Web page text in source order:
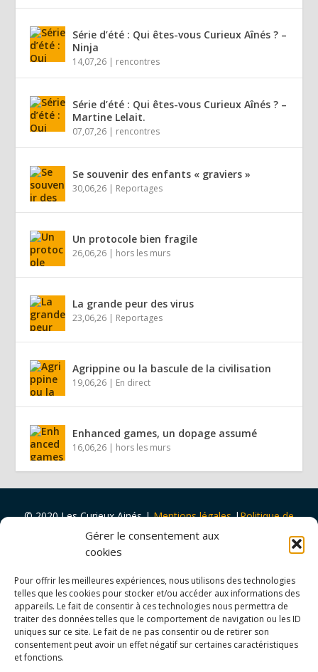
Gérer le consentement aux
cookies
Pour offrir les meilleures expériences, nous utilisons des technologies
telles que les cookies pour stocker et/ou accéder aux informations des
appareils. Le fait de consentir à ces technologies nous permettra de
traiter des données telles que le comportement de navigation ou les ID
uniques sur ce site. Le fait de ne pas consentir ou de retirer son
consentement peut avoir un effet négatif sur certaines caractéristiques
et fonctions.
Série d’été : Qui êtes-vous Curieux Aînés ? –
Ninja
14,07,26 | rencontres
Série d’été : Qui êtes-vous Curieux Aînés ? –
Martine Lelait.
07,07,26 | rencontres
Se souvenir des enfants « graviers »
30,06,26 | Reportages
Un protocole bien fragile
26,06,26 | hors les murs
La grande peur des virus
23,06,26 | Reportages
Agrippine ou la bascule de la civilisation
19,06,26 | En direct
Enhanced games, un dopage assumé
16,06,26 | hors les murs
© 2020 Les Curieux Ainés |Mentions légales |Politique de
cookies |Design parTapa Idée
Projet porté par Vers Volant
Ville de Rouen